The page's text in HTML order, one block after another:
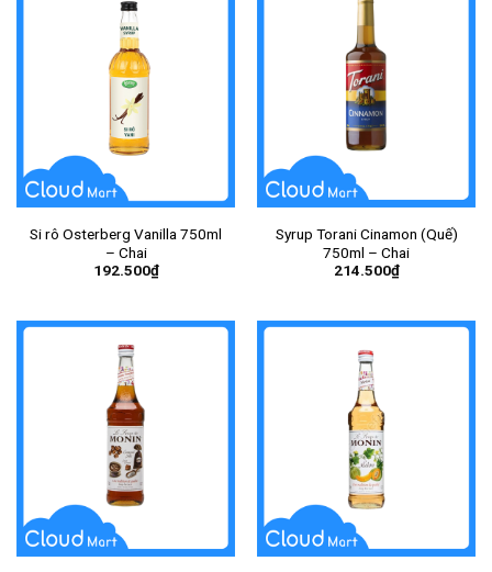
Si rô Osterberg Vanilla 750ml
– Chai
192.500₫
Syrup Torani Cinamon (Quế)
750ml – Chai
214.500₫